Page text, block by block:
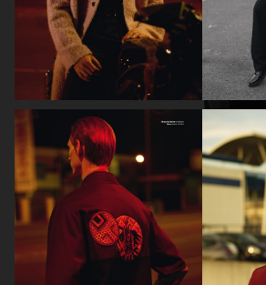
L'OFFICIEL